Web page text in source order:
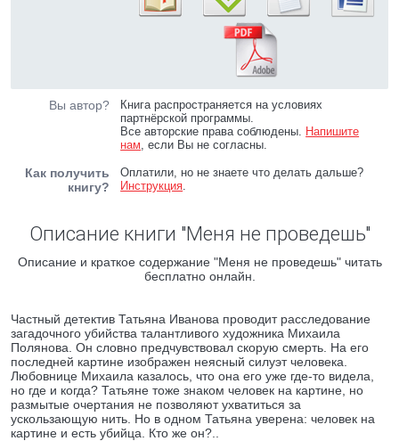
Вы автор?
Книга распространяется на условиях
партнёрской программы.
Все авторские права соблюдены. Напишите
нам, если Вы не согласны.
Как получить
книгу?
Оплатили, но не знаете что делать дальше?
Инструкция.
Описание книги "Меня не проведешь"
Описание и краткое содержание "Меня не проведешь" читать
бесплатно онлайн.
Частный детектив Татьяна Иванова проводит расследование
загадочного убийства талантливого художника Михаила
Полянова. Он словно предчувствовал скорую смерть. На его
последней картине изображен неясный силуэт человека.
Любовнице Михаила казалось, что она его уже где-то видела,
но где и когда? Татьяне тоже знаком человек на картине, но
размытые очертания не позволяют ухватиться за
ускользающую нить. Но в одном Татьяна уверена: человек на
картине и есть убийца. Кто же он?..